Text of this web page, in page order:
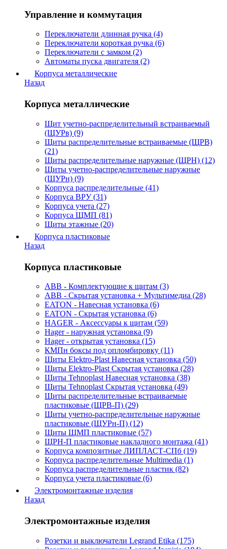
Управление и коммутация
Переключатели длинная ручка (4)
Переключатели короткая ручка (6)
Переключатели с замком (2)
Автоматы пуска двигателя (2)
Корпуса металлические
Назад
Корпуса металлические
Щит учетно-распределительный встраиваемый
(ЩУРв) (9)
Щиты распределительные встраиваемые (ЩРВ)
(21)
Щиты распределительные наружные (ЩРН) (12)
Щиты учетно-распределительные наружные
(ЩУРн) (9)
Корпуса распределительные (41)
Корпуса ВРУ (31)
Корпуса учета (27)
Корпуса ЩМП (81)
Щиты этажные (20)
Корпуса пластиковые
Назад
Корпуса пластиковые
ABB - Комплектующие к щитам (3)
ABB - Скрытая установка + Мультимедиа (28)
EATON - Навесная установка (6)
EATON - Скрытая установка (6)
HAGER - Аксессуары к щитам (59)
Hager - наружная установка (9)
Hager - открытая установка (15)
КМПн боксы под опломбировку (11)
Щиты Elektro-Plast Навесная установка (50)
Щиты Elektro-Plast Скрытая установка (28)
Щиты Tehnoplast Навесная установка (38)
Щиты Tehnoplast Скрытая установка (49)
Щиты распределительные встраиваемые
пластиковые (ЩРВ-П) (29)
Щиты учетно-распределительные наружные
пластиковые (ЩУРн-П) (12)
Щиты ЩМП пластиковые (57)
ЩРН-П пластиковые накладного монтажа (41)
Корпуса композитные ЛИПЛАСТ-СПб (19)
Корпуса распределительные Multimedia (1)
Корпуса распределительные пластик (82)
Корпуса учета пластиковые (6)
Электромонтажные изделия
Назад
Электромонтажные изделия
Розетки и выключатели Legrand Etika (175)